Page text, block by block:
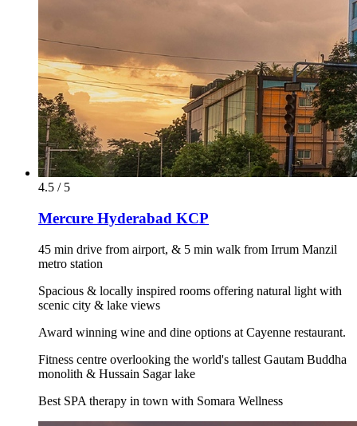
4.5 / 5
Mercure Hyderabad KCP
45 min drive from airport, & 5 min walk from Irrum Manzil
metro station
Spacious & locally inspired rooms offering natural light with
scenic city & lake views
Award winning wine and dine options at Cayenne restaurant.
Fitness centre overlooking the world's tallest Gautam Buddha
monolith & Hussain Sagar lake
Best SPA therapy in town with Somara Wellness